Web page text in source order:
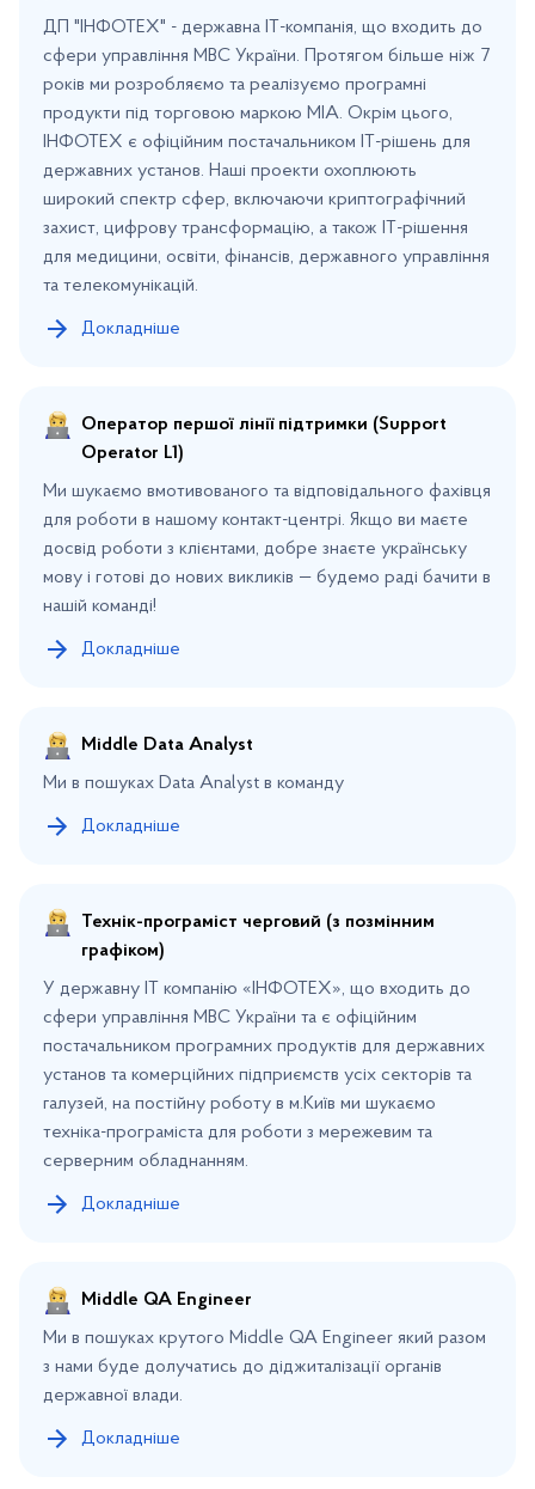
ДП "ІНФОТЕХ" - державна ІТ-компанія, що входить до
сфери управління МВС України. Протягом більше ніж 7
років ми розробляємо та реалізуємо програмні
продукти під торговою маркою МІА. Окрім цього,
ІНФОТЕХ є офіційним постачальником ІТ-рішень для
державних установ. Наші проекти охоплюють
широкий спектр сфер, включаючи криптографічний
захист, цифрову трансформацію, а також ІТ-рішення
для медицини, освіти, фінансів, державного управління
та телекомунікацій.
Докладніше
Оператор першої лінії підтримки (Support
Operator L1)
Ми шукаємо вмотивованого та відповідального фахівця
для роботи в нашому контакт-центрі. Якщо ви маєте
досвід роботи з клієнтами, добре знаєте українську
мову і готові до нових викликів — будемо раді бачити в
нашій команді!
Докладніше
Middle Data Analyst
Ми в пошуках Data Analyst в команду
Докладніше
Технік-програміст черговий (з позмінним
графіком)
У державну ІТ компанію «ІНФОТЕХ», що входить до
сфери управління МВС України та є офіційним
постачальником програмних продуктів для державних
установ та комерційних підприємств усіх секторів та
галузей, на постійну роботу в м.Київ ми шукаємо
техніка-програміста для роботи з мережевим та
серверним обладнанням.
Докладніше
Middle QA Engineer
Ми в пошуках крутого Middle QA Engineer який разом
з нами буде долучатись до діджиталізації органів
державної влади.
Докладніше